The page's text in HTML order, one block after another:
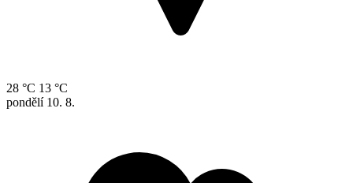
28 °C 13 °C
pondělí 10. 8.